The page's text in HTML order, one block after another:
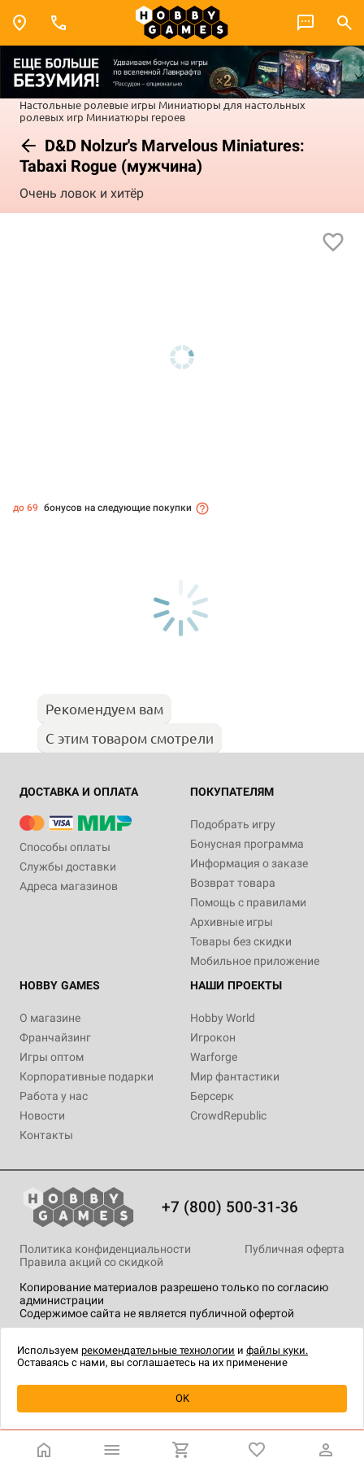
Настольные ролевые игры Миниатюры для настольных
ролевых игр Миниатюры героев
D&D Nolzur's Marvelous Miniatures:
Tabaxi Rogue (мужчина)
Очень ловок и хитёр
Уведомить о наличии
до 69 бонусов на следующие покупки
Рекомендуем вам
С этим товаром смотрели
ДОСТАВКА И ОПЛАТА
Способы оплаты
Службы доставки
Адреса магазинов
ПОКУПАТЕЛЯМ
Подобрать игру
Бонусная программа
Информация о заказе
Возврат товара
Помощь с правилами
Архивные игры
Товары без скидки
Мобильное приложение
HOBBY GAMES
О магазине
Франчайзинг
Игры оптом
Корпоративные подарки
Работа у нас
Новости
Контакты
НАШИ ПРОЕКТЫ
Hobby World
Игрокон
Warforge
Мир фантастики
Берсерк
CrowdRepublic
+7 (800) 500-31-36
Копирование материалов разрешено только по согласию
администрации
Содержимое сайта не является публичной офертой
Политика конфиденциальности
Публичная оферта
Правила акций со скидкой
технологии.
Используем рекомендательные технологии и файлы куки.
Оставаясь с нами, вы соглашаетесь на их применение
OK